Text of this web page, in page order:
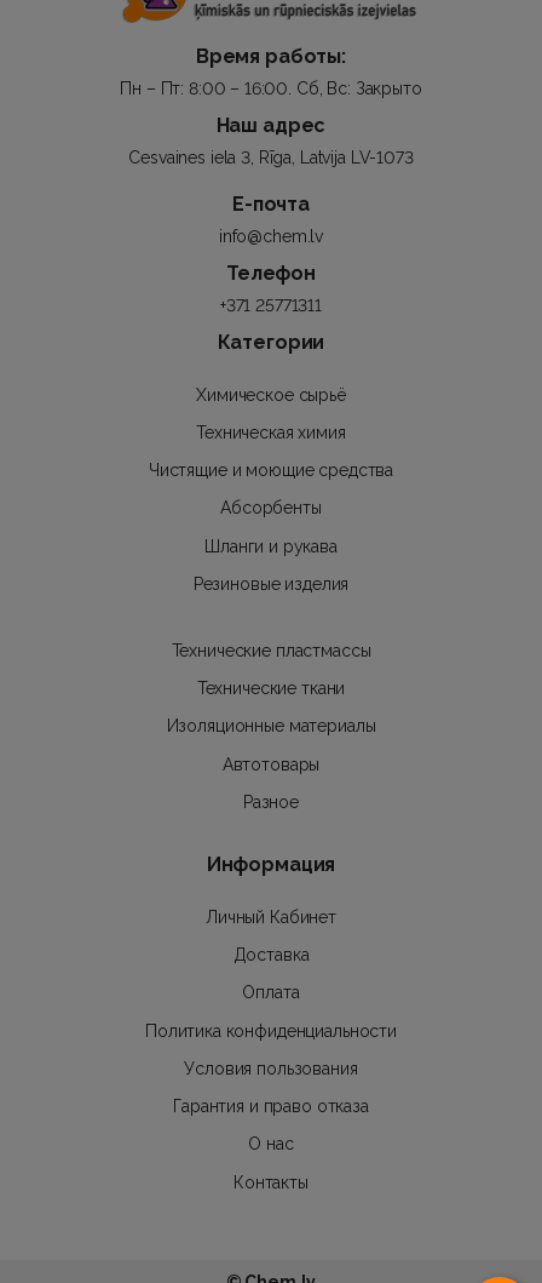
Время работы:
Пн – Пт: 8:00 – 16:00. Сб, Вс: Закрыто
Наш адрес
Cesvaines iela 3, Rīga, Latvija LV-1073
Е-почта
info@chem.lv
Телефон
+371 25771311
Категории
Химическое сырьё
Техническая химия
Чистящие и моющие средства
Абсорбенты
Шланги и рукава
Резиновые изделия
Технические пластмассы
Технические ткани
Изоляционные материалы
Автотовары
Разное
Информация
Личный Кабинет
Доставка
Оплата
Политика конфиденциальности
Условия пользования
Гарантия и право отказа
О нас
Контакты